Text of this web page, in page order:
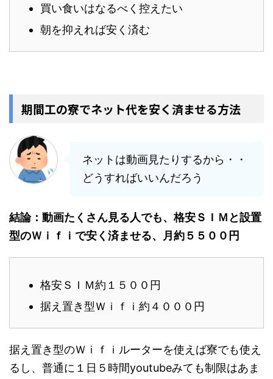
買い食いはなるべく控えたい
朝を抑えれば安く済む
期間工の寮でネット代を安く済ませる方法
ネットは動画見たりするから・・
どうすればいいんだろう
結論：動画たくさん見る人でも、格安ＳＩＭと設置
型のＷｉｆｉで安く済ませる、月約５５００円
格安ＳＩＭ約１５００円
据え置き型Ｗｉｆｉ約４０００円
据え置き型のＷｉｆｉルーターを使えば寮でも使え
るし、普通に１日５時間youtubeみても制限はあま